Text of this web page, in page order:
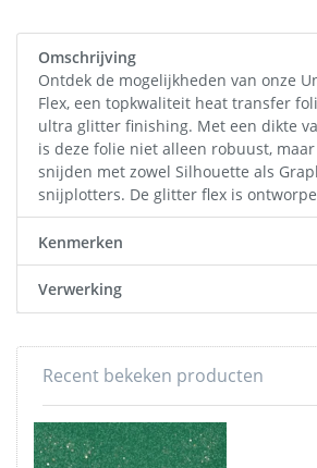
Omschrijving
Ontdek de mogelijkheden van onze
Flex, een topkwaliteit heat transfer
ultra glitter finishing. Met een dikte
is deze folie niet alleen robuust,
snijden met zowel Silhouette als
snijplotters. De glitter flex is
Kenmerken
Verwerking
Recent bekeken producten